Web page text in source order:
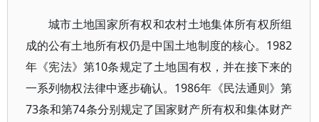
城市土地国家所有权和农村土地集体所有权所组
成的公有土地所有权仍是中国土地制度的核心。1982
年《宪法》第10条规定了土地国有权，并在接下来的
一系列物权法律中逐步确认。1986年《民法通则》第
73条和第74条分别规定了国家财产所有权和集体财产